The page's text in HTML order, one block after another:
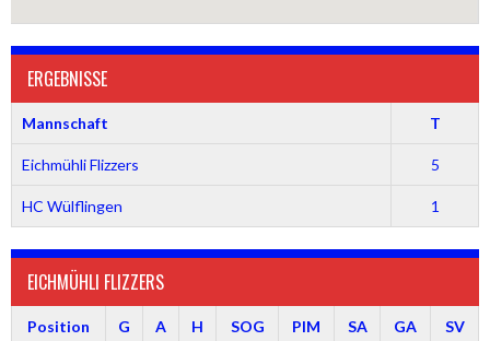
ERGEBNISSE
Mannschaft T
Eichmühli Flizzers 5
HC Wülflingen 1
EICHMÜHLI FLIZZERS
Position G A H SOG PIM SA GA SV